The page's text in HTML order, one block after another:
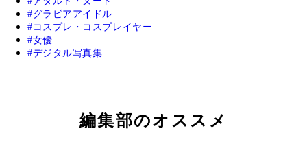
グラビアアイドル
コスプレ・コスプレイヤー
女優
デジタル写真集
編集部のオススメ